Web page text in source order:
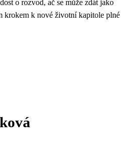
o rozvod, ač se může zdát jako
krokem k nové životní kapitole plné